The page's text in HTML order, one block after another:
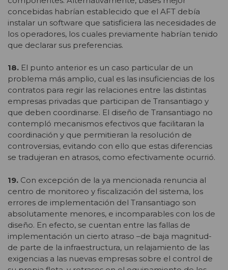
concebidas habrían establecido que el AFT debía
instalar un software que satisficiera las necesidades de
los operadores, los cuales previamente habrían tenido
que declarar sus preferencias.
18. El punto anterior es un caso particular de un
problema más amplio, cual es las insuficiencias de los
contratos para regir las relaciones entre las distintas
empresas privadas que participan de Transantiago y
que deben coordinarse. El diseño de Transantiago no
contempló mecanismos efectivos que facilitaran la
coordinación y que permitieran la resolución de
controversias, evitando con ello que estas diferencias
se tradujeran en atrasos, como efectivamente ocurrió.
19. Con excepción de la ya mencionada renuncia al
centro de monitoreo y fiscalización del sistema, los
errores de implementación del Transantiago son
absolutamente menores, e incomparables con los de
diseño. En efecto, se cuentan entre las fallas de
implementación un cierto atraso –de baja magnitud-
de parte de la infraestructura, un relajamiento de las
exigencias a las nuevas empresas sobre el control de